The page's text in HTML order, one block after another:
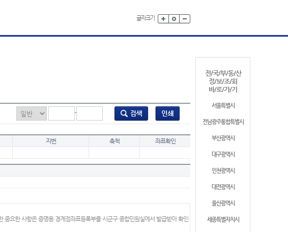
글자크기
전/국/부/동/산
정/보/조/회
바/로/가/기
서울특별시
전남광주통합특별시
부산광역시
대구광역시
인천광역시
대전광역시
울산광역시
세종특별자치시
-
지번 축척 좌표확인
요한 사항은 증명용 경계점좌표등록부를 시군구 종합민원실에서 발급받아 확인